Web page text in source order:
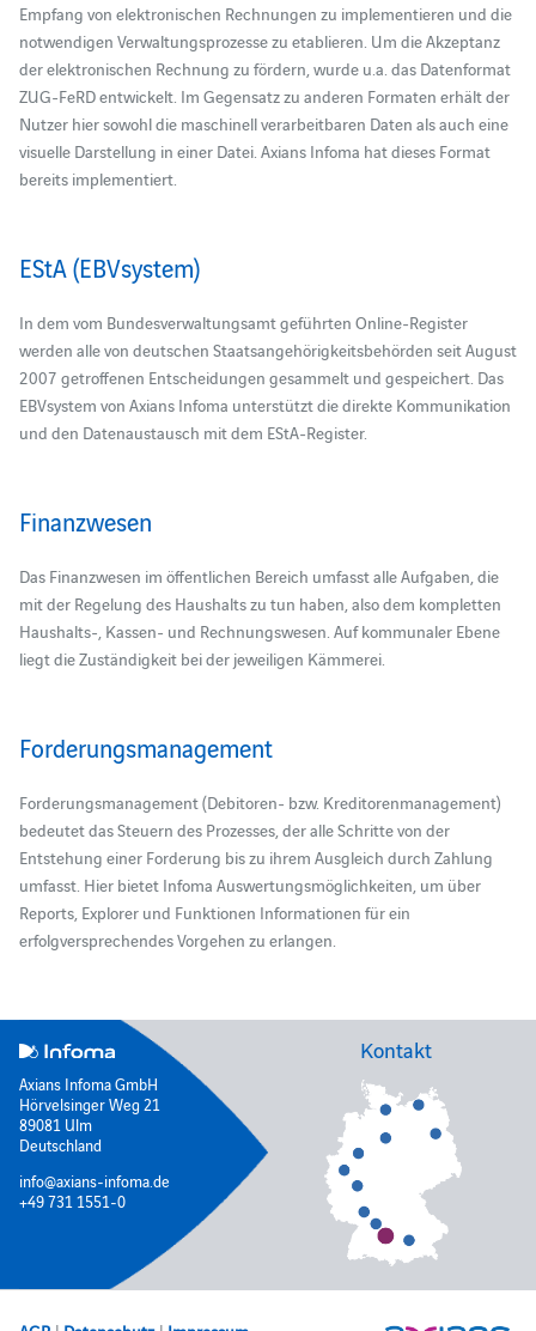
Empfang von elektronischen Rechnungen zu implementieren und die
notwendigen Verwaltungsprozesse zu etablieren. Um die Akzeptanz
der elektronischen Rechnung zu fördern, wurde u.a. das Datenformat
ZUG-FeRD entwickelt. Im Gegensatz zu anderen Formaten erhält der
Nutzer hier sowohl die maschinell verarbeitbaren Daten als auch eine
visuelle Darstellung in einer Datei. Axians Infoma hat dieses Format
bereits implementiert.
EStA (EBVsystem)
In dem vom Bundesverwaltungsamt geführten Online-Register
werden alle von deutschen Staatsangehörigkeitsbehörden seit August
2007 getroffenen Entscheidungen gesammelt und gespeichert. Das
EBVsystem von Axians Infoma unterstützt die direkte Kommunikation
und den Datenaustausch mit dem EStA-Register.
Finanzwesen
Das Finanzwesen im öffentlichen Bereich umfasst alle Aufgaben, die
mit der Regelung des Haushalts zu tun haben, also dem kompletten
Haushalts-, Kassen- und Rechnungswesen. Auf kommunaler Ebene
liegt die Zuständigkeit bei der jeweiligen Kämmerei.
Forderungsmanagement
Forderungsmanagement (Debitoren- bzw. Kreditorenmanagement)
bedeutet das Steuern des Prozesses, der alle Schritte von der
Entstehung einer Forderung bis zu ihrem Ausgleich durch Zahlung
umfasst. Hier bietet Infoma Auswertungsmöglichkeiten, um über
Reports, Explorer und Funktionen Informationen für ein
erfolgversprechendes Vorgehen zu erlangen.
Axians Infoma GmbH
Hörvelsinger Weg 21
89081 Ulm
Deutschland
info@axians-infoma.de
+49 731 1551-0
Kontakt